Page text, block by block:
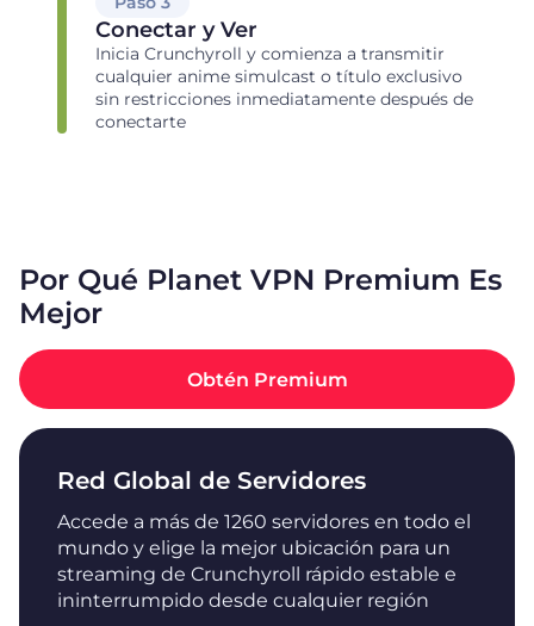
Conectar y Ver
Inicia Crunchyroll y comienza a transmitir
cualquier anime simulcast o título exclusivo
sin restricciones inmediatamente después de
conectarte
Por Qué Planet VPN Premium Es
Mejor
Obtén Premium
Red Global de Servidores
Accede a más de 1260 servidores en todo el
mundo y elige la mejor ubicación para un
streaming de Crunchyroll rápido estable e
ininterrumpido desde cualquier región